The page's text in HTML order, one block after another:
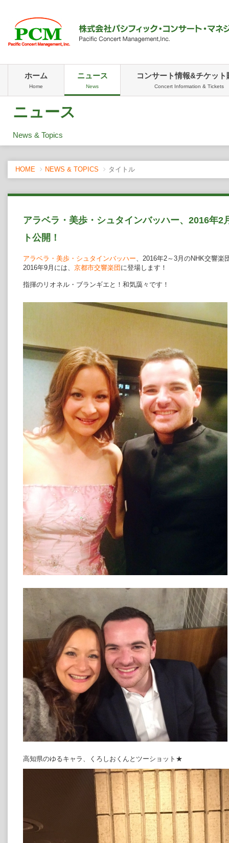
ホーム
Home
ニュース
News
コンサート情報&チケット
Concert Information & Tickets
ニュース
News & Topics
HOME NEWS & TOPICS タイトル
アラベラ・美歩・シュタインバッハー、2016年2
ト公開！
アラベラ・美歩・シュタインバッハー、2016年2～3月のNHK交響楽
2016年9月には、 京都市交響楽団 に登場します！
指揮のリオネル・ブランギエと！和気藹々です！
高知県のゆるキャラ、くろしおくんとツーショット★